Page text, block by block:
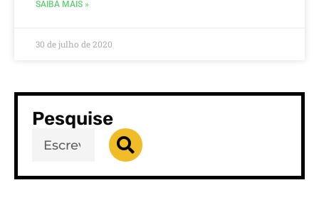
SAIBA MAIS »
30 de julho de 2020
Pesquise